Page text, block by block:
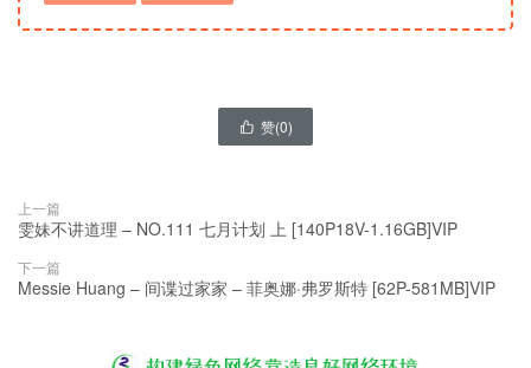
 赞(0)
上一篇
雯妹不讲道理 – NO.111 七月计划 上 [140P18V-1.16GB]VIP
下一篇
Messie Huang – 间谍过家家 – 菲奥娜·弗罗斯特 [62P-581MB]VIP